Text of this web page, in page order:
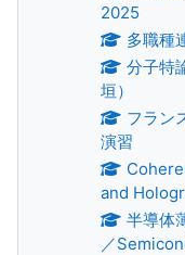
2025
多職種
分子特
垣）
フラン
演習
and
半導体
／